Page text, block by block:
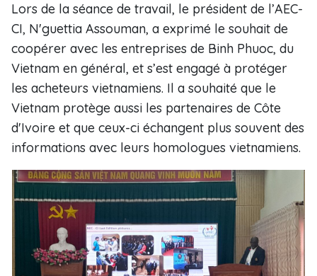
Lors de la séance de travail, le président de l’AEC-
CI, N'guettia Assouman, a exprimé le souhait de
coopérer avec les entreprises de Binh Phuoc, du
Vietnam en général, et s’est engagé à protéger
les acheteurs vietnamiens. Il a souhaité que le
Vietnam protège aussi les partenaires de Côte
d'Ivoire et que ceux-ci échangent plus souvent des
informations avec leurs homologues vietnamiens.